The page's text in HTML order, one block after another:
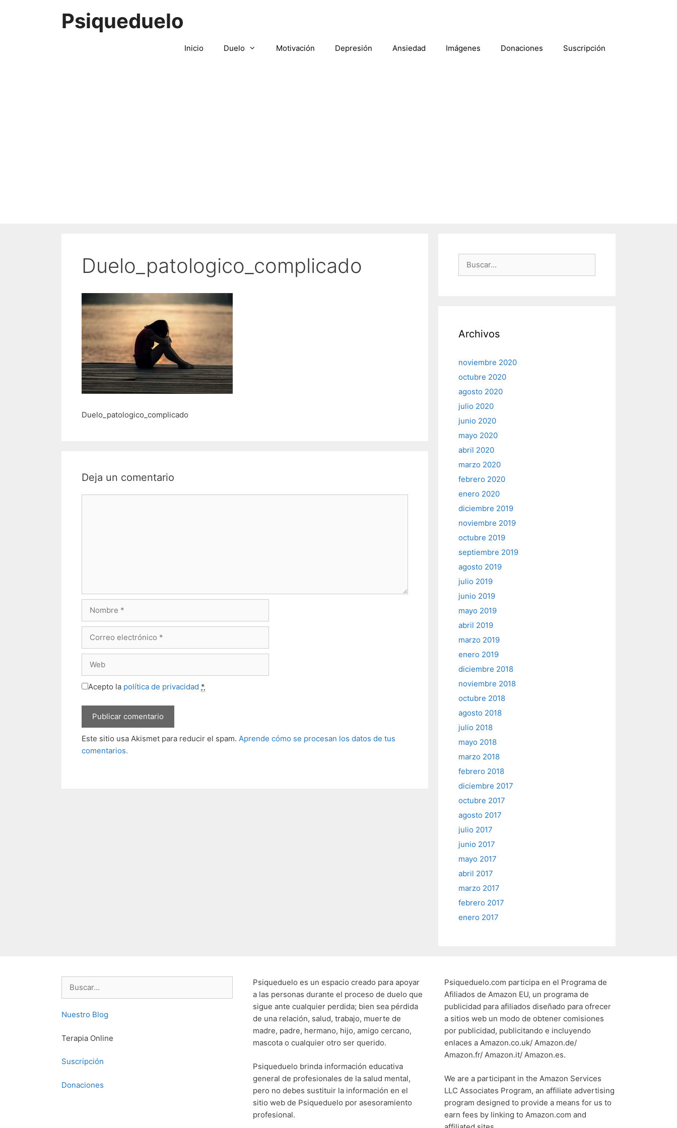
Psiqueduelo
Inicio Duelo Motivación Depresión Ansiedad Imágenes Donaciones Suscripción
Duelo_patologico_complicado
Duelo_patologico_complicado
Deja un comentario
Acepto la política de privacidad *
Este sitio usa Akismet para reducir el spam. Aprende cómo se procesan los datos de tus
comentarios.
Archivos
noviembre 2020
octubre 2020
agosto 2020
julio 2020
junio 2020
mayo 2020
abril 2020
marzo 2020
febrero 2020
enero 2020
diciembre 2019
noviembre 2019
octubre 2019
septiembre 2019
agosto 2019
julio 2019
junio 2019
mayo 2019
abril 2019
marzo 2019
enero 2019
diciembre 2018
noviembre 2018
octubre 2018
agosto 2018
julio 2018
mayo 2018
marzo 2018
febrero 2018
diciembre 2017
octubre 2017
agosto 2017
julio 2017
junio 2017
mayo 2017
abril 2017
marzo 2017
febrero 2017
enero 2017
Nuestro Blog
Terapia Online
Suscripción
Donaciones
Psiqueduelo es un espacio creado para apoyar
a las personas durante el proceso de duelo que
sigue ante cualquier perdida; bien sea pérdida
de una relación, salud, trabajo, muerte de
madre, padre, hermano, hijo, amigo cercano,
mascota o cualquier otro ser querido.
Psiqueduelo brinda información educativa
general de profesionales de la salud mental,
pero no debes sustituir la información en el
sitio web de Psiqueduelo por asesoramiento
profesional.
Psiqueduelo.com participa en el Programa de
Afiliados de Amazon EU, un programa de
publicidad para afiliados diseñado para ofrecer
a sitios web un modo de obtener comisiones
por publicidad, publicitando e incluyendo
enlaces a Amazon.co.uk/ Amazon.de/
Amazon.fr/ Amazon.it/ Amazon.es.
We are a participant in the Amazon Services
LLC Associates Program, an affiliate advertising
program designed to provide a means for us to
earn fees by linking to Amazon.com and